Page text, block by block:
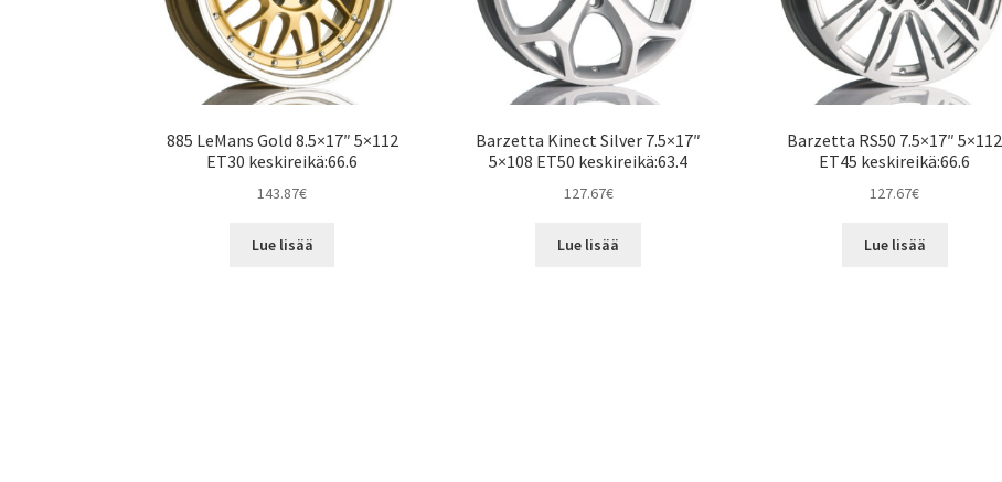
885 LeMans Gold 8.5×17″ 5×112
ET30 keskireikä:66.6
143.87€
Lue lisää
Barzetta Kinect Silver 7.5×17″
5×108 ET50 keskireikä:63.4
127.67€
Lue lisää
Barzetta RS50 7.5×17″ 5×112
ET45 keskireikä:66.6
127.67€
Lue lisää